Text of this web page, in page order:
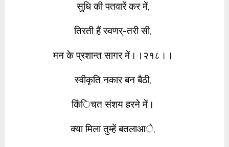
सुधि की पतवारें कर में,
तिरती हैं स्वणर्-तरी सी,
मन के प्रशान्त सागर में।।२१८।।
स्वीकृति नकार बन बैठी,
किंिचत संशय हरने में।
क्या मिला तुम्हें बतलाआे,